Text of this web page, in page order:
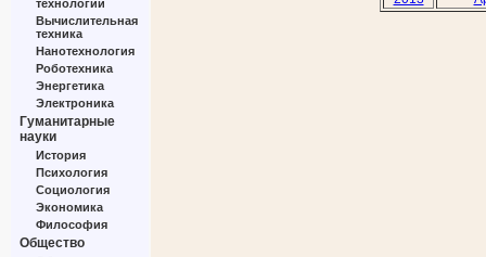
технологии
Вычислительная
техника
Нанотехнология
Роботехника
Энергетика
Электроника
Гуманитарные
науки
История
Психология
Социология
Экономика
Философия
Общество